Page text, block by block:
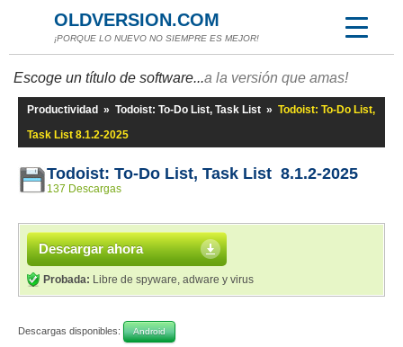
OLDVERSION.COM
¡PORQUE LO NUEVO NO SIEMPRE ES MEJOR!
Escoge un título de software...a la versión que amas!
Productividad » Todoist: To-Do List, Task List » Todoist: To-Do List,
Task List 8.1.2-2025
Todoist: To-Do List, Task List 8.1.2-2025
137 Descargas
Descargar ahora
Probada: Libre de spyware, adware y virus
Descargas disponibles: Android